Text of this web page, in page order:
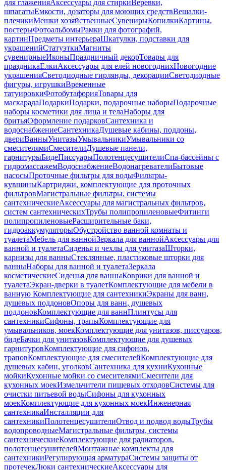
для глаженияАксессуары для стиркиВеревки,
шпагатыЕмкости, дозаторы для моющих средствВешалки-
плечикиМешки хозяйственныеСувенирыКопилкиКартины,
постерыФотоальбомыРамки для фотографий,
картинПредметы интерьераШкатулки, подставки для
украшенийСтатуэткиМагниты
сувенирныеИконыПраздничный декорТовары для
праздникаЕлкиАксессуары для елей новогоднихНовогодние
украшенияСветодиодные гирлянды, декорацииСветодиодные
фигуры, игрушкиВременные
татуировкиФотобутафорияТовары для
маскарадаПодаркиПодарки, подарочные наборыПодарочные
наборы косметики для лица и телаНаборы для
бритьяОформление подарковСантехника и
водоснабжениеСантехникаДушевые кабины, поддоны,
двериВанныУнитазыУмывальникиУмывальники со
смесителямиСмесителиДушевые панели,
гарнитурыБидеПиссуарыПолотенцесушителиСпа-бассейны с
гидромассажемВодоснабжениеВодонагревателиБытовые
насосыПроточные фильтры для водыФильтры-
кувшиныКартриджи, комплектующие для проточных
фильтровМагистральные фильтры, системы
сантехническиеАксессуары для магистральных фильтров,
систем сантехническихТрубы полипропиленовыеФитинги
полипропиленовыеРасширительные баки,
гидроаккумуляторыОбустройство ванной комнаты и
туалетаМебель для ваннойЗеркала для ваннойАксессуары для
ванной и туалетаСиденья и чехлы для унитазаШторки,
карнизы для ванныСтеклянные, пластиковые шторки для
ванныНаборы для ванной и туалетаЗеркала
косметическиеСиденья для ванныКоврики для ванной и
туалетаЭкран-дверки в туалетКомплектующие для мебели в
ванную Комплектующие для сантехникиЭкраны для ванн,
душевых поддоновОпоры для ванн, душевых
поддоновКомплектующие для ваннПлинтусы для
сантехникиСифоны, трапыКомплектующие для
умывальников, моекКомплектующие для унитазов, писсуаров,
бидеБачки для унитазовКомплектующие для душевых
гарнитуровКомплектующие для сифонов,
траповКомплектующие для смесителейКомплектующие для
душевых кабин, уголковСантехника для кухниКухонные
мойкиКухонные мойки со смесителямиСмесители для
кухонных моекИзмельчители пищевых отходовСистемы для
очистки питьевой водыСифоны для кухонных
моекКомплектующие для кухонных моекИнженерная
сантехникаИнсталляции для
сантехникиПолотенцесушителиОтвод и подвод водыТрубы
водопроводныеМагистральные фильтры, системы
сантехническиеКомплектующие для радиаторов,
полотенцесушителейМонтажные комплекты для
сантехникиРегулирующая арматураСистемы защиты от
протечекЛюки сантехническиеАксессуары для